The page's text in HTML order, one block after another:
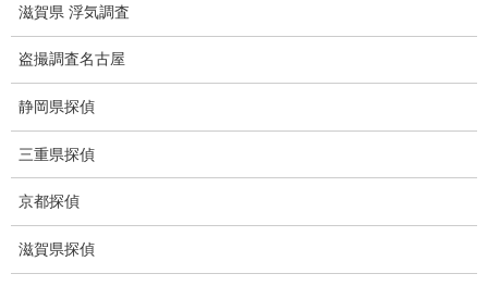
探偵社と言えます。
経験豊かな相談員とは？
相談、見積、契約は調査の方向性と調査料金を決める大切
な部分です。
素人探偵や調査経験の無い相談員は適切な調査方法や調査料金が
分かりません。
調査経験の豊かな相談員がご相談から契約までご対応することが
滋賀県 浮気調査
盗撮調査名古屋
静岡県探偵
三重県探偵
京都探偵
滋賀県探偵